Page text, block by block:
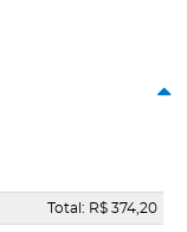
Total: R$ 374,20